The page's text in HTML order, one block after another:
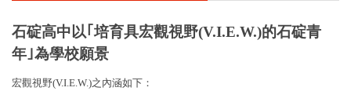
高中部課程地圖
選課輔導手冊
石碇高中以｢培育具宏觀視野(V.I.E.W.)的石碇青
年｣為學校願景
宏觀視野(V.I.E.W.)之內涵如下：